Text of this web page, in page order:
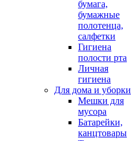
бумага,
бумажные
полотенца,
салфетки
Гигиена
полости рта
Личная
гигиена
Для дома и уборки
Мешки для
мусора
Батарейки,
канцтовары